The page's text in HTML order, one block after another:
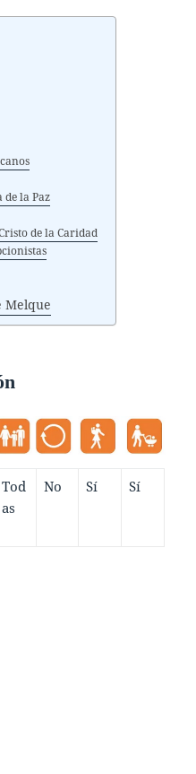
de la Paz
de la Caridad
Melque
Tod
as
No Sí Sí